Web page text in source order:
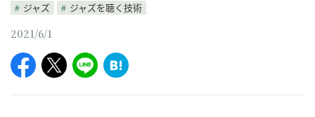
ジャズ
ジャズを聴く技術
2021/6/1